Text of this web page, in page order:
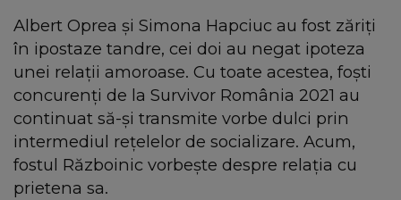
Albert Oprea și Simona Hapciuc au fost zăriți
în ipostaze tandre, cei doi au negat ipoteza
unei relații amoroase. Cu toate acestea, foști
concurenți de la Survivor România 2021 au
continuat să-și transmite vorbe dulci prin
intermediul rețelelor de socializare. Acum,
fostul Războinic vorbește despre relația cu
prietena sa.